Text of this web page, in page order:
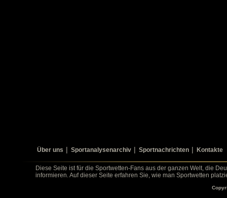
Über uns Sportanalysenarchiv Sportnachrichten Kontakte
Diese Seite ist für die Sportwetten-Fans aus der ganzen Welt, die
informieren. Auf dieser Seite erfahren Sie, wie man Sportwetten